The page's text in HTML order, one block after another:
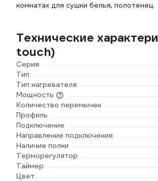
комнатах для сушки белья, полотенец.
Технические
touch)
Серия
Тип
Тип нагревателя
Мощность
Количество перемычек
Профиль
Подключение
Направление подключения
Наличие полки
Терморегулятор
Таймер
Цвет